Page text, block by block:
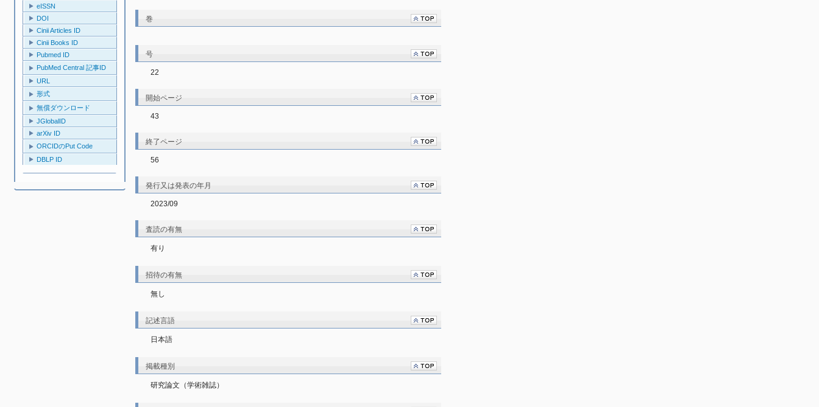
eISSN
DOI
Cinii Articles ID
Cinii Books ID
Pubmed ID
PubMed Central 記事ID
URL
形式
無償ダウンロード
JGlobalID
arXiv ID
ORCIDのPut Code
DBLP ID
巻
号
22
開始ページ
43
終了ページ
56
発行又は発表の年月
2023/09
査読の有無
有り
招待の有無
無し
記述言語
日本語
掲載種別
研究論文（学術雑誌）